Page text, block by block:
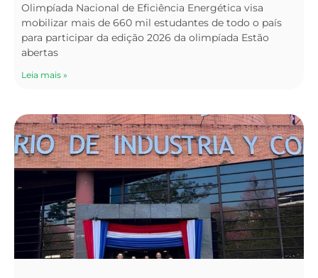
Olimpíada Nacional de Eficiência Energética visa
mobilizar mais de 660 mil estudantes de todo o país
para participar da edição 2026 da olimpíada Estão
abertas
Leia mais »